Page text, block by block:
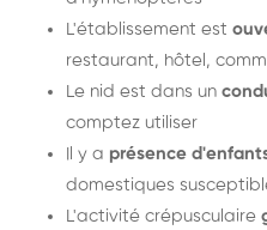
L'établissement est
restaurant, hôtel,
Le nid est dans un
comptez utiliser
Il y a présence
domestiques
L'activité crépusculaire